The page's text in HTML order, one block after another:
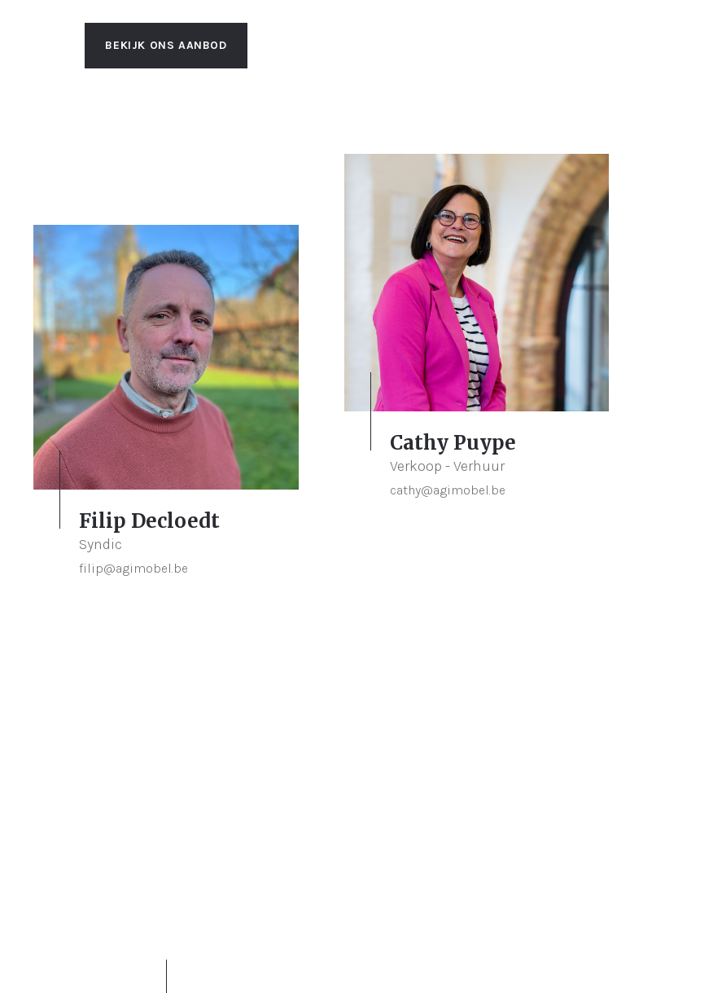
BEKIJK ONS AANBOD
Filip Decloedt
Syndic
filip@agimobel.be
Cathy Puype
Verkoop - Verhuur
cathy@agimobel.be